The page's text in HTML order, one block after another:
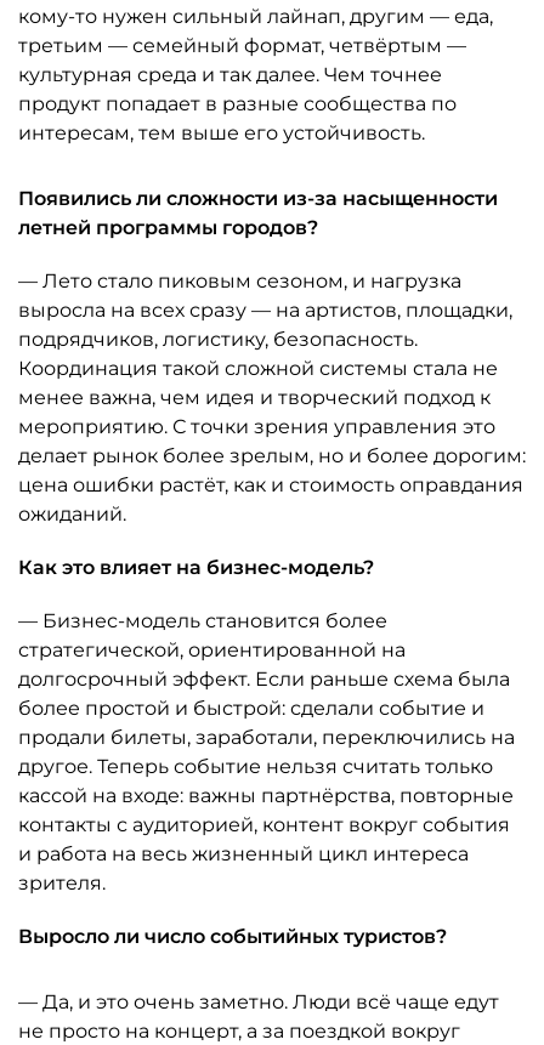
кому-то нужен сильный лайнап, другим — еда,
третьим — семейный формат, четвёртым —
культурная среда и так далее. Чем точнее
продукт попадает в разные сообщества по
интересам, тем выше его устойчивость.
Появились ли сложности из-за насыщенности
летней программы городов?
— Лето стало пиковым сезоном, и нагрузка
выросла на всех сразу — на артистов, площадки,
подрядчиков, логистику, безопасность.
Координация такой сложной системы стала не
менее важна, чем идея и творческий подход к
мероприятию. С точки зрения управления это
делает рынок более зрелым, но и более дорогим:
цена ошибки растёт, как и стоимость оправдания
ожиданий.
Как это влияет на бизнес-модель?
— Бизнес-модель становится более
стратегической, ориентированной на
долгосрочный эффект. Если раньше схема была
более простой и быстрой: сделали событие и
продали билеты, заработали, переключились на
другое. Теперь событие нельзя считать только
кассой на входе: важны партнёрства, повторные
контакты с аудиторией, контент вокруг события
и работа на весь жизненный цикл интереса
зрителя.
Выросло ли число событийных туристов?
— Да, и это очень заметно. Люди всё чаще едут
не просто на концерт, а за поездкой вокруг